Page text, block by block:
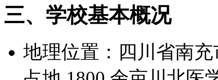
三、学校基本概况
地理位置：四川省南